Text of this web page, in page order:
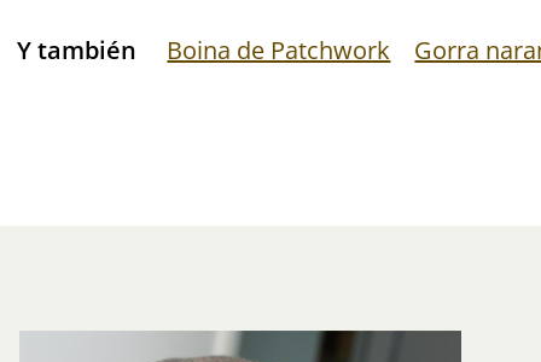
Y también Boina de Patchwork Gorra